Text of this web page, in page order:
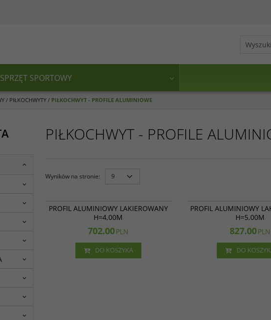
SPRZĘT SPORTOWY
/ PIŁKOCHWYTY / PIŁKOCHWYT - PROFILE ALUMINIOWE
PIŁKOCHWYT - PROFILE
Wyników na stronie:
PROFIL ALUMINIOWY LAKIEROWANY
H=4,00M
702.00PLN
DO KOSZYKA
PROFIL ALUMINIOWY
H=5,00M
827.00PLN
DO